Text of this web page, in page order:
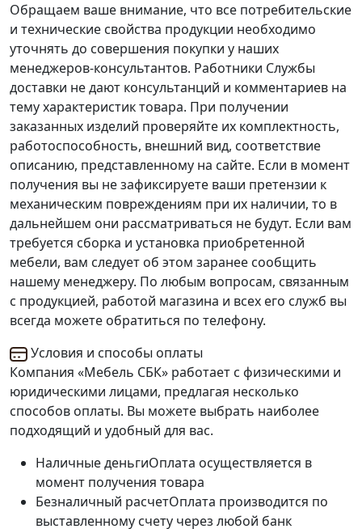
Обращаем ваше внимание, что все потребительские
и технические свойства продукции необходимо
уточнять до совершения покупки у наших
менеджеров-консультантов. Работники Службы
доставки не дают консультанций и комментариев на
тему характеристик товара. При получении
заказанных изделий проверяйте их комплектность,
работоспособность, внешний вид, соответствие
описанию, представленному на сайте. Если в момент
получения вы не зафиксируете ваши претензии к
механическим повреждениям при их наличии, то в
дальнейшем они рассматриваться не будут. Если вам
требуется сборка и установка приобретенной
мебели, вам следует об этом заранее сообщить
нашему менеджеру. По любым вопросам, связанным
с продукцией, работой магазина и всех его служб вы
всегда можете обратиться по телефону.
Условия и способы оплаты
Компания «Мебель СБК» работает с физическими и
юридическими лицами, предлагая несколько
способов оплаты. Вы можете выбрать наиболее
подходящий и удобный для вас.
Наличные деньгиОплата осуществляется в
момент получения товара
Безналичный расчетОплата производится по
выставленному счету через любой банк